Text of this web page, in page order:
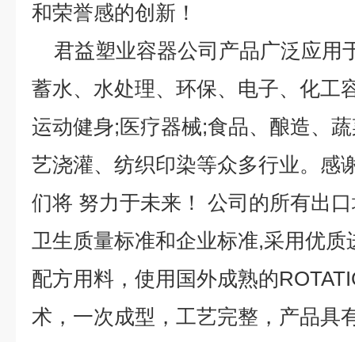
和荣誉感的创新！
君益塑业容器公司产品广泛应用
蓄水、水处理、环保、电子、化工
运动健身;医疗器械;食品、酿造、
艺浇灌、纺织印染等众多行业。感
们将 努力于未来！ 公司的所有出
卫生质量标准和企业标准,采用优
配方用料，使用国外成熟的
术，一次成型，工艺完整，产品具